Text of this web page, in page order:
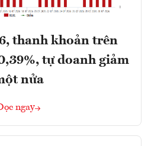
thanh khoản trên
tự doanh giảm
nửa
ngay